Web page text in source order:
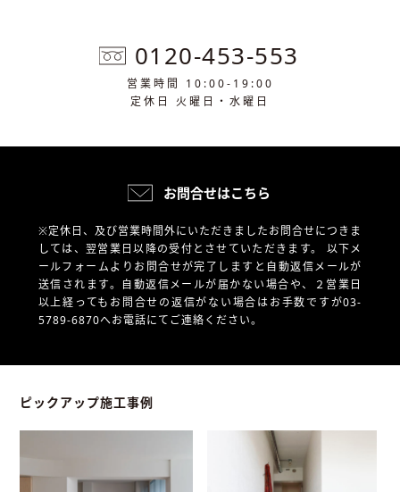
0120-453-553
営業時間 10:00-19:00
定休日 火曜日・水曜日
お問合せはこちら
※定休日、及び営業時間外にいただきましたお問合せにつきま
しては、翌営業日以降の受付とさせていただきます。 以下メ
ールフォームよりお問合せが完了しますと自動返信メールが
送信されます。自動返信メールが届かない場合や、
２営業日
以上経ってもお問合せの返信がない場合はお手数ですが03-
5789-6870へお電話にてご連絡ください。
ピックアップ施工事例